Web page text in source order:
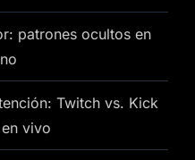
patrones ocultos en
Twitch vs. Kick
vivo